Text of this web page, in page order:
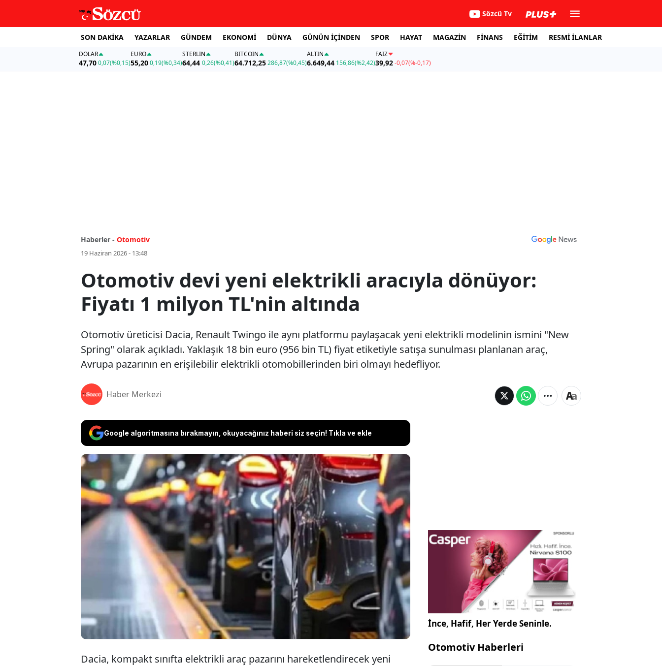
Sözcü Tv
SON DAKİKA YAZARLAR GÜNDEM EKONOMİ DÜNYA GÜNÜN İÇİNDEN SPOR HAYAT MAGAZİN FİNANS EĞİTİM RESMİ İLANLAR
DOLAR
47,700,07(%0,15)
EURO
55,20 0,19(%0,34)
STERLIN
64,44 0,26(%0,41)
BITCOIN
64.712,25286,87(%0,45)
ALTIN
6.649,44 156,86(%2,42)
FAİZ
39,92-0,07(%-0,17)
Haberler - Otomotiv
19 Haziran 2026 - 13:48
Otomotiv devi yeni elektrikli aracıyla dönüyor:
Fiyatı 1 milyon TL'nin altında
Otomotiv üreticisi Dacia, Renault Twingo ile aynı platformu paylaşacak yeni elektrikli modelinin ismini "New
Spring" olarak açıkladı. Yaklaşık 18 bin euro (956 bin TL) fiyat etiketiyle satışa sunulması planlanan araç,
Avrupa pazarının en erişilebilir elektrikli otomobillerinden biri olmayı hedefliyor.
Haber Merkezi
Google algoritmasına bırakmayın, okuyacağınız haberi siz seçin! Tıkla ve ekle
Otomotiv üreticisi Dacia, Renault Twingo ile aynı platformu
paylaşacak yeni elektrikli modelinin ismini "New Spring" olarak
açıkladı. Yaklaşık 18 bin euro (956 bin TL) fiyat etiketiyle satışa
sunulması planlanan araç, Avrupa pazarının en erişilebilir elektrikli
otomobillerinden biri olmayı hedefliyor.
Dacia, kompakt sınıfta elektrikli araç pazarını hareketlendirecek yeni
İnce, Hafif, Her Yerde Seninle.
Otomotiv Haberleri